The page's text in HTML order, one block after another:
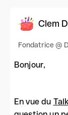
Clem
Fondatrice @
Bonjour,
En vue du